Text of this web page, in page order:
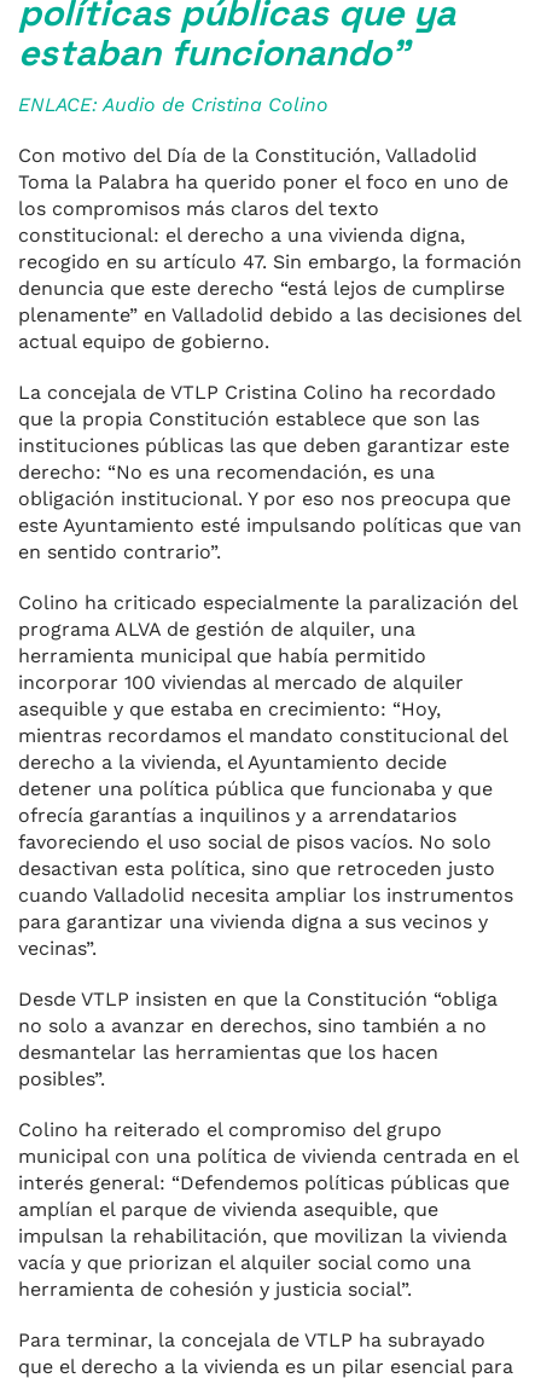
políticas públicas que ya
estaban funcionando”
ENLACE: Audio de Cristina Colino
Con motivo del Día de la Constitución, Valladolid
Toma la Palabra ha querido poner el foco en uno de
los compromisos más claros del texto
constitucional: el derecho a una vivienda digna,
recogido en su artículo 47. Sin embargo, la formación
denuncia que este derecho “está lejos de cumplirse
plenamente” en Valladolid debido a las decisiones del
actual equipo de gobierno.
La concejala de VTLP Cristina Colino ha recordado
que la propia Constitución establece que son las
instituciones públicas las que deben garantizar este
derecho: “No es una recomendación, es una
obligación institucional. Y por eso nos preocupa que
este Ayuntamiento esté impulsando políticas que van
en sentido contrario”.
Colino ha criticado especialmente la paralización del
programa ALVA de gestión de alquiler, una
herramienta municipal que había permitido
incorporar 100 viviendas al mercado de alquiler
asequible y que estaba en crecimiento: “Hoy,
mientras recordamos el mandato constitucional del
derecho a la vivienda, el Ayuntamiento decide
detener una política pública que funcionaba y que
ofrecía garantías a inquilinos y a arrendatarios
favoreciendo el uso social de pisos vacíos. No solo
desactivan esta política, sino que retroceden justo
cuando Valladolid necesita ampliar los instrumentos
para garantizar una vivienda digna a sus vecinos y
vecinas”.
Desde VTLP insisten en que la Constitución “obliga
no solo a avanzar en derechos, sino también a no
desmantelar las herramientas que los hacen
posibles”.
Colino ha reiterado el compromiso del grupo
municipal con una política de vivienda centrada en el
interés general: “Defendemos políticas públicas que
amplían el parque de vivienda asequible, que
impulsan la rehabilitación, que movilizan la vivienda
vacía y que priorizan el alquiler social como una
herramienta de cohesión y justicia social”.
Para terminar, la concejala de VTLP ha subrayado
que el derecho a la vivienda es un pilar esencial para